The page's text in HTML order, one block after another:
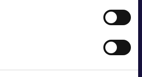
d’On Time Delivery, de sa